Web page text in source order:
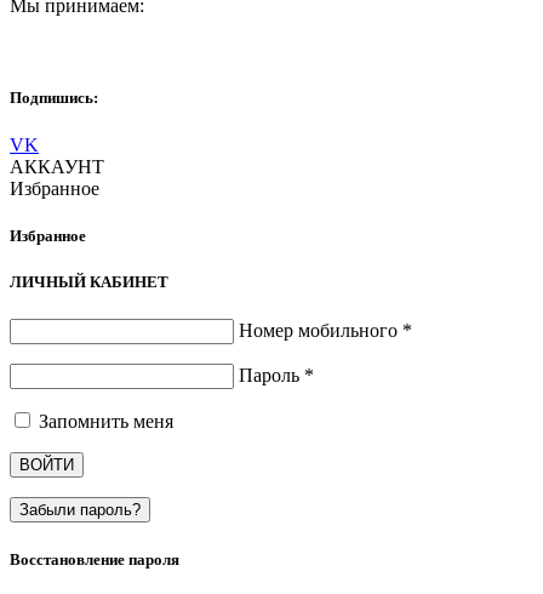
Мы принимаем:
Подпишись:
VK
АККАУНТ
Избранное
Избранное
ЛИЧНЫЙ КАБИНЕТ
Номер мобильного *
Пароль *
Запомнить меня
ВОЙТИ
Забыли пароль?
Восстановление пароля